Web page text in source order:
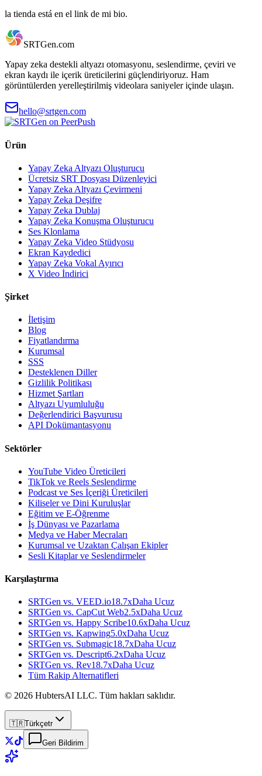
la tienda está en el link de mi bio.
SRTGen.com
Yapay zeka destekli altyazı otomasyonu, seslendirme, çeviri ve
ekran kaydı ile içerik üreticilerini güçlendiriyoruz. Ham
görüntülerden yerelleştirilmiş videolara saniyeler içinde ulaşın.
hello@srtgen.com
Ürün
Yapay Zeka Altyazı Oluşturucu
Ücretsiz SRT Dosyası Düzenleyici
Yapay Zeka Altyazı Çevirmeni
Yapay Zeka Deşifre
Yapay Zeka Dublaj
Yapay Zeka Konuşma Oluşturucu
Ses Klonlama
Yapay Zeka Video Stüdyosu
Ekran Kaydedici
Yapay Zeka Vokal Ayırıcı
X Video İndirici
Şirket
İletişim
Blog
Fiyatlandırma
Kurumsal
SSS
Desteklenen Diller
Gizlilik Politikası
Hizmet Şartları
Altyazı Uyumluluğu
Değerlendirici Başvurusu
API Dokümantasyonu
Sektörler
YouTube Video Üreticileri
TikTok ve Reels Seslendirme
Podcast ve Ses İçeriği Üreticileri
Kiliseler ve Dini Kuruluşlar
Eğitim ve E-Öğrenme
İş Dünyası ve Pazarlama
Medya ve Haber Mecraları
Kurumsal ve Uzaktan Çalışan Ekipler
Sesli Kitaplar ve Seslendirmeler
Karşılaştırma
SRTGen vs. VEED.io18.7xDaha Ucuz
SRTGen vs. CapCut Web2.5xDaha Ucuz
SRTGen vs. Happy Scribe10.6xDaha Ucuz
SRTGen vs. Kapwing5.0xDaha Ucuz
SRTGen vs. Submagic18.7xDaha Ucuz
SRTGen vs. Descript6.2xDaha Ucuz
SRTGen vs. Rev18.7xDaha Ucuz
Tüm Rakip Alternatifleri
© 2026 HubtersAI LLC. Tüm hakları saklıdır.
🇹🇷Türkçetr
Geri Bildirim